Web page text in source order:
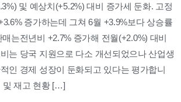
및 예상치(+5.2%) 대비 증가세 둔화. 고정
증가하는데 그쳐 6월 +3.9%보다 상승률
는전년비 +2.7% 증가해 전월(+2.0%) 대비
는 당국 지원으로 다소 개선되었으나 산업생
인 경제 성장이 둔화되고 있다는 평가합니
및 재고 현황 […]